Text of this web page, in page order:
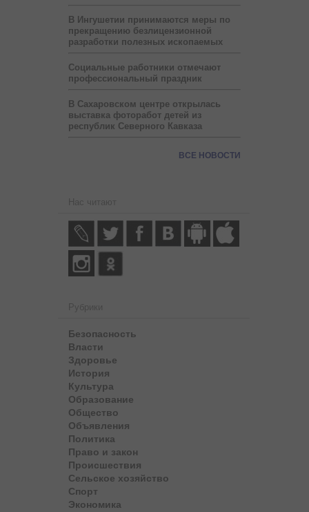
В Ингушетии принимаются меры по
прекращению безлицензионной
разработки полезных ископаемых
Социальные работники отмечают
профессиональный праздник
В Сахаровском центре открылась
выставка фоторабот детей из
республик Северного Кавказа
ВСЕ НОВОСТИ
Нас читают
Рубрики
Безопасность
Власти
Здоровье
История
Культура
Образование
Общество
Объявления
Политика
Право и закон
Происшествия
Сельское хозяйство
Спорт
Экономика